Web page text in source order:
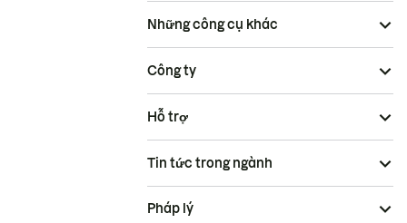
Những công cụ khác
Công ty
Hỗ trợ
Tin tức trong ngành
Pháp lý